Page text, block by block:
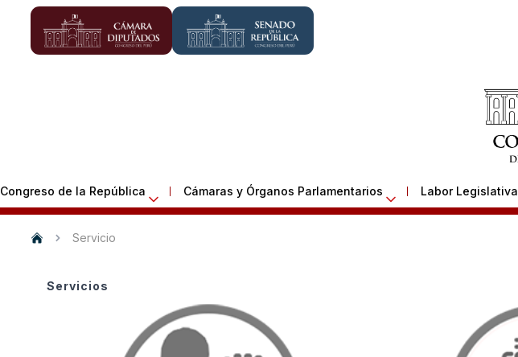
de la República Cámaras y Órganos Parlamentarios Labor Legislativa
Servicio
Servicios